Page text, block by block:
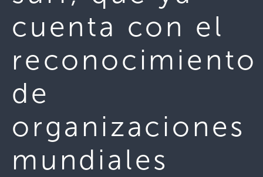
cuenta con el
reconocimiento
de
organizaciones
mundiales